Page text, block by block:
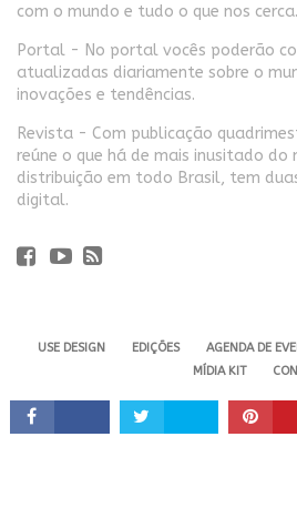
com o mundo e tudo o que nos cerca.
Portal - No portal vocês poderão
atualizadas diariamente sobre o
inovações e tendências.
Revista - Com publicação
reúne o que há de mais inusitado do
distribuição em todo Brasil, tem
digital.
USE DESIGN EDIÇÕES AGENDA DE
MÍDIA KIT
Revista USE. 2024 - Todos os direitos